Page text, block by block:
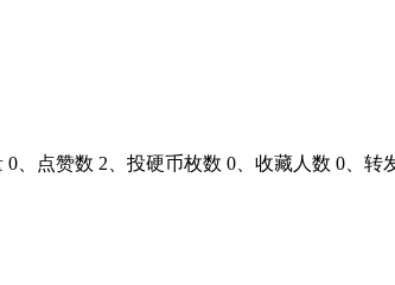
点赞数 2、投硬币枚数 0、收藏人数 0、